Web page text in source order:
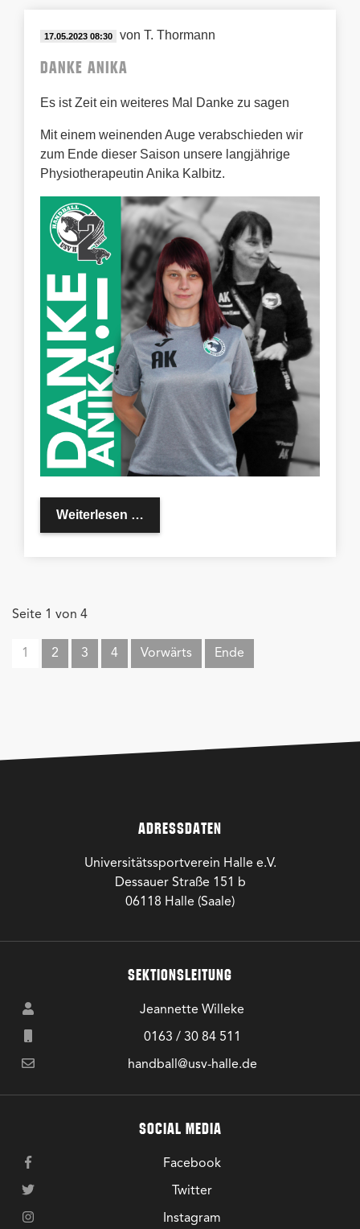
17.05.2023 08:30 von T. Thormann
Danke Anika
Es ist Zeit ein weiteres Mal Danke zu sagen
Mit einem weinenden Auge verabschieden wir
zum Ende dieser Saison unsere langjährige
Physiotherapeutin Anika Kalbitz.
Weiterlesen …
Seite 1 von 4
1 2 3 4 Vorwärts Ende
ADRESSDATEN
Universitätssportverein Halle e.V.
Dessauer Straße 151 b
06118 Halle (Saale)
SEKTIONSLEITUNG
Jeannette Willeke
0163 / 30 84 511
handball@usv-halle.de
SOCIAL MEDIA
Facebook
Twitter
Instagram